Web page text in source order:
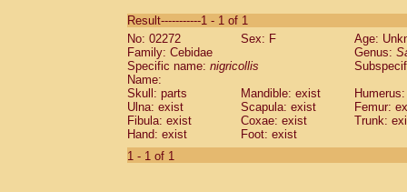
CebidaeSaguinus labiatus(0)
Cebidae Saguinus leucopus (0)
Cebidae
CebidaeSaguinus mystax
Cebidae Saguinus nigricollis (1)
Cebidae Saguinus oedipus
Cebidae Saguinus weddelli
Cebidae Saguinusspp.
Cebidae
Result-----------1 - 1 of 1
No: 02272
Sex: F
Age:
Family: Cebidae
Genus:
Specific name: nigricollis
Name:
Skull: parts
Mandible: exist
Ulna: exist
Scapula: exist
Femur:
Fibula: exist
Coxae: exist
Trunk:
Hand: exist
Foot: exist
1 - 1 of 1